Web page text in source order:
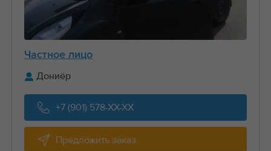
Частное лицо
Дониёр
+7 (901) 578-XX-XX
Предложить заказ